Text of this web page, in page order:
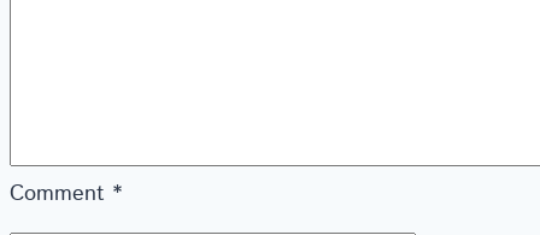
Comment *